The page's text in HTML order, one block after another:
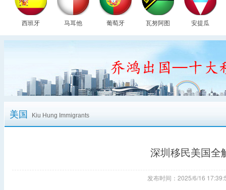
西班牙 马耳他 葡萄牙 瓦努阿图 安提瓜
美国 Kiu Hung Immigrants
深圳移民美国全
发布时间：2025/6/16